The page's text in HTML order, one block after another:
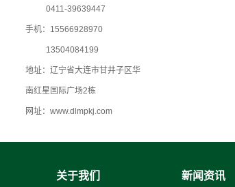
0411-39639447
手机：15566928970
13504084199
地址：辽宁省大连市甘井子区华
南红星国际广场2栋
网址：www.dlmpkj.com
关于我们 新闻资讯